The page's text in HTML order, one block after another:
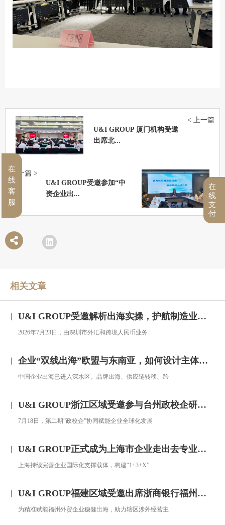
U&I GROUP 厦门机构受邀
出席北...
< 上一篇
U&I GROUP受邀参加“中
资企业出...
下一篇 >
相关文章
U&I GROUP受邀解析出海实操，护航制造业企业汇率风险管理
2026年7月23日，由深圳市外汇和跨境人民币业务
企业“双线出海”欧盟与东南亚，如何设计主体架构？——对话汇智集团
中国企业出海已进入深水区。品牌出海、供应链转移、跨
U&I GROUP浙江区域受邀参与台州政校企研修班，助力浙企搭建跨境投资合规框架
7月18日，第二期“政校企”协同赋能企业全球化发展
U&I GROUP正式成为上海市企业走出去专业服务联盟成员
上海持续完善企业国际化支撑载体，构建“1+3+X”
U&I GROUP福建区域受邀出席浙商银行福州分行跨境金融服务宣讲会圆满落幕
为精准赋能福州外贸企业稳健出海，助力辖区涉外经营主
在
线
客
服
在
线
支
付